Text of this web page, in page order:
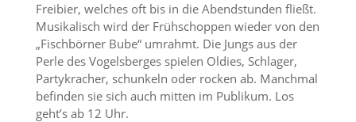
Freibier, welches oft bis in die Abendstunden fließt.
Musikalisch wird der Frühschoppen wieder von den
„Fischbörner Bube“ umrahmt. Die Jungs aus der
Perle des Vogelsberges spielen Oldies, Schlager,
Partykracher, schunkeln oder rocken ab. Manchmal
befinden sie sich auch mitten im Publikum. Los
geht’s ab 12 Uhr.